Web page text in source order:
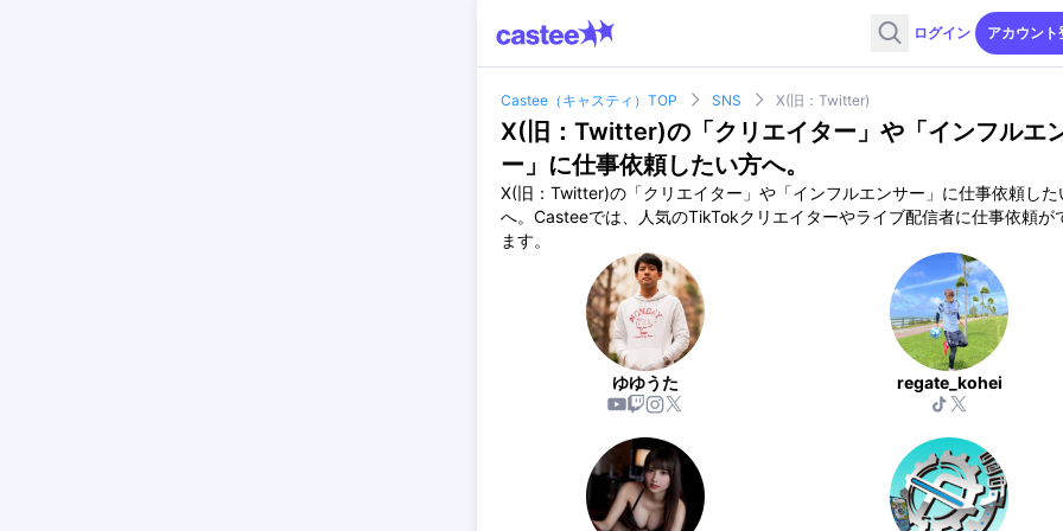
ログイン アカウント
Castee（キャスティ）TOP SNS X(旧：Twitter)
X(旧：Twitter)の「クリエイター」や「インフルエ
ー」に仕事依頼したい方へ。
X(旧：Twitter)の「クリエイター」や「インフルエンサー」に仕事依頼した
へ。Casteeでは、人気のTikTokクリエイターやライブ配信者に仕事依頼が
ます。
ゆゆうた regate_kohei